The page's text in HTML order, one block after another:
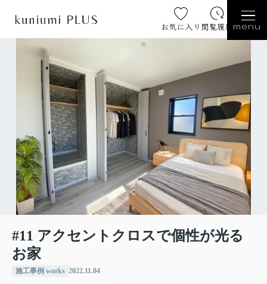
お気に入り 閲覧履歴 menu
#11 アクセントクロスで個性が光る
お家
施工事例 works 2022.11.04